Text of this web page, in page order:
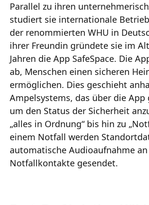
Parallel zu ihren
studiert sie internationale
der renommierten WHU in
ihrer Freundin gründete sie im
Jahren die App SafeSpace. Die
ab, Menschen einen sicheren
ermöglichen. Dies geschieht
Ampelsystems, das über die
um den Status der Sicherheit
„alles in Ordnung“ bis hin zu
einem Notfall werden
automatische Audioaufnahme an
Notfallkontakte gesendet.